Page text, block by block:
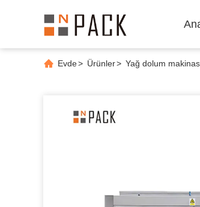
Evde> Ürünler> Yağ dolum